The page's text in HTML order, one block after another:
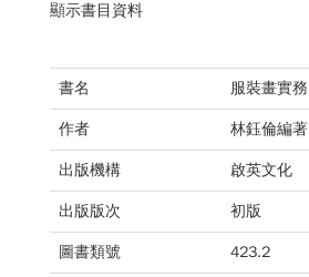
顯示書目資料
書名 服裝畫實務
作者 林鈺倫編著
出版機構 啟英文化
出版版次 初版
圖書類號 423.2